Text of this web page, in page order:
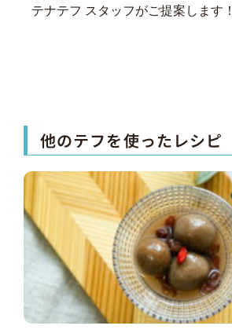
テナテフ スタッフがご提案します！
他のテフを使ったレシピ